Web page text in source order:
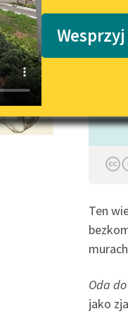
Ten
Oda
jako